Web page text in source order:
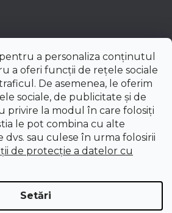
a personaliza conținutul
a oferi funcții de rețele sociale
De asemenea, le oferim
sociale, de publicitate și de
privire la modul în care folosiți
le pot combina cu alte
sau culese în urma folosirii
de protecție a datelor cu
Setări